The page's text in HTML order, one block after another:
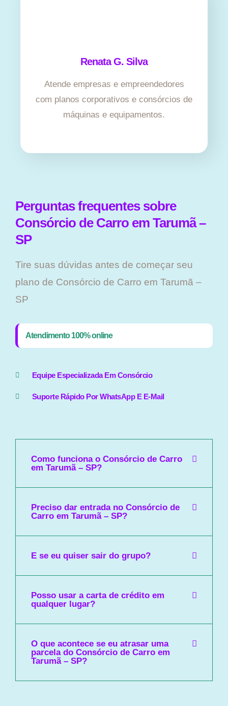
Renata G. Silva
Atende empresas e empreendedores
com planos corporativos e consórcios de
máquinas e equipamentos.
Perguntas frequentes sobre
Consórcio de Carro em Tarumã –
SP
Tire suas dúvidas antes de começar seu
plano ​de Consórcio de Carro em Tarumã –
SP
Atendimento 100% online
Equipe Especializada Em Consórcio
Suporte Rápido Por WhatsApp E E-Mail
Como funciona o Consórcio de Carro
em Tarumã – SP?
Preciso dar entrada no Consórcio de
Carro em Tarumã – SP?
E se eu quiser sair do grupo?
Posso usar a carta de crédito em
qualquer lugar?
O que acontece se eu atrasar uma
parcela do Consórcio de Carro em
Tarumã – SP?